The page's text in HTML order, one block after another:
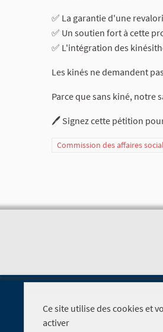
✅ La garantie d'une
✅ Un soutien fort à cette
✅ L'intégration des
Les kinés ne demandent
Parce que sans kiné, notre
🖊️ Signez cette pétition
Commission des affaires
Ce site utilise des cookies et
activer